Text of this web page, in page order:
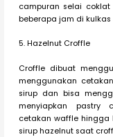
campuran selai
beberapa jam di
5. Hazelnut Croffle
Croffle dibuat
menggunakan
sirup dan bisa
menyiapkan pastry
cetakan waffle hingga
sirup hazelnut saat